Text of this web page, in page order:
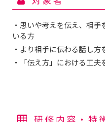
・思いや考えを伝え、相
いる方
・より相手に伝わる話し方
・「伝え方」における工夫
研修内容・特